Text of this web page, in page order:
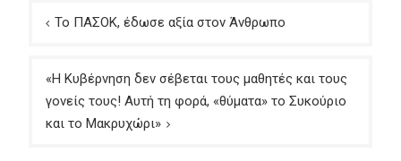
Πλοήγηση
Το ΠΑΣΟΚ, έδωσε αξία στον Άνθρωπο
«Η Κυβέρνηση δεν σέβεται τους μαθητές και τους
γονείς τους! Αυτή τη φορά, «θύματα» το Συκούριο
και το Μακρυχώρι»